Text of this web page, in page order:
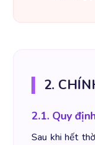
2.
2.1. Quy
Sau khi hết